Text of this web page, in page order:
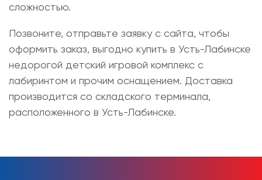
сложностью.
Позвоните, отправьте заявку с сайта, чтобы
оформить заказ, выгодно купить в Усть-Лабинске
недорогой детский игровой комплекс с
лабиринтом и прочим оснащением. Доставка
производится со складского терминала,
расположенного в Усть-Лабинске.